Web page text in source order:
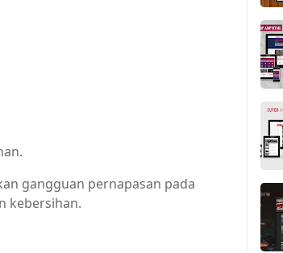
gangguan pernapasan pada
kebersihan.